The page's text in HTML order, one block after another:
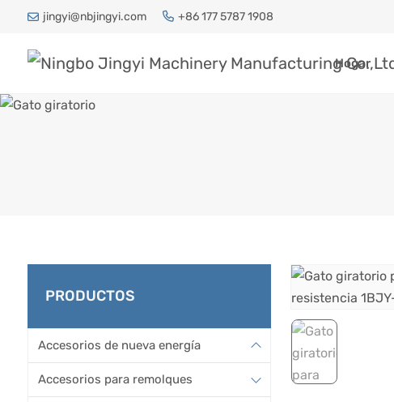
jingyi@nbjingyi.com +86 177 5787 1908
Hogar
Hogar
PRODUCTOS
Accesorios de nueva energía
Accesorios para remolques